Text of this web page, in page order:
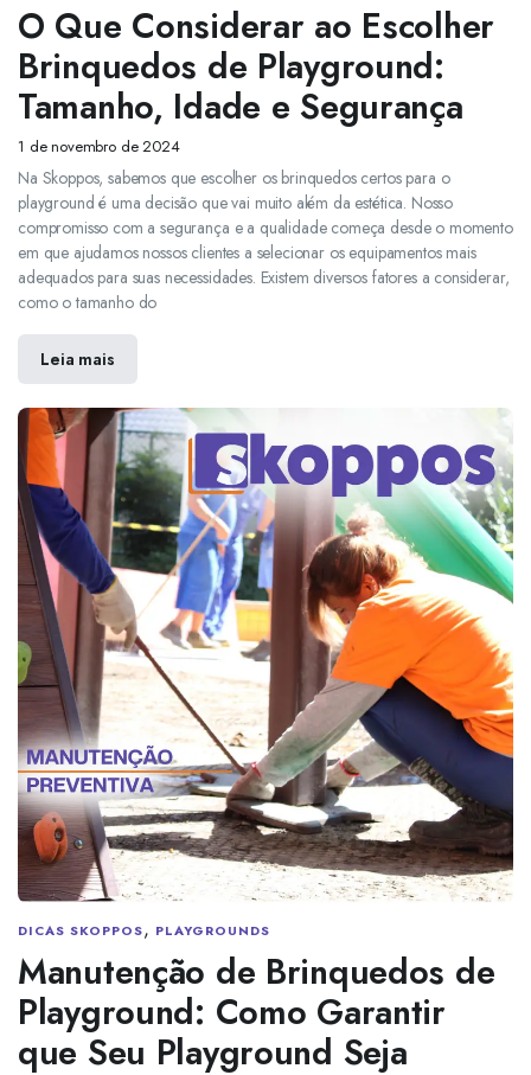
O Que Considerar ao Escolher
Brinquedos de Playground:
Tamanho, Idade e Segurança
1 de novembro de 2024
Na Skoppos, sabemos que escolher os brinquedos certos para o
playground é uma decisão que vai muito além da estética. Nosso
compromisso com a segurança e a qualidade começa desde o momento
em que ajudamos nossos clientes a selecionar os equipamentos mais
adequados para suas necessidades. Existem diversos fatores a considerar,
como o tamanho do
Leia mais
DICAS SKOPPOS, PLAYGROUNDS
Manutenção de Brinquedos de
Playground: Como Garantir
que Seu Playground Seja